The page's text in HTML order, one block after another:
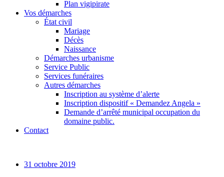
Plan vigipirate
Vos démarches
État civil
Mariage
Décès
Naissance
Démarches urbanisme
Service Public
Services funéraires
Autres démarches
Inscription au système d’alerte
Inscription dispositif « Demandez Angela »
Demande d’arrêté municipal occupation du
domaine public.
Contact
31 octobre 2019